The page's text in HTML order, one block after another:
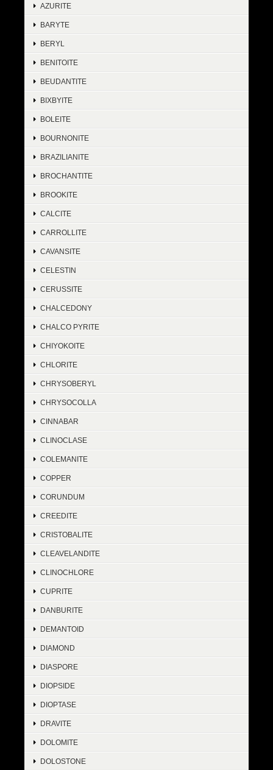
AZURITE
BARYTE
BERYL
BENITOITE
BEUDANTITE
BIXBYITE
BOLEITE
BOURNONITE
BRAZILIANITE
BROCHANTITE
BROOKITE
CALCITE
CARROLLITE
CAVANSITE
CELESTIN
CERUSSITE
CHALCEDONY
CHALCO PYRITE
CHIYOKOITE
CHLORITE
CHRYSOBERYL
CHRYSOCOLLA
CINNABAR
CLINOCLASE
COLEMANITE
COPPER
CORUNDUM
CREEDITE
CRISTOBALITE
CLEAVELANDITE
CLINOCHLORE
CUPRITE
DANBURITE
DEMANTOID
DIAMOND
DIASPORE
DIOPSIDE
DIOPTASE
DRAVITE
DOLOMITE
DOLOSTONE